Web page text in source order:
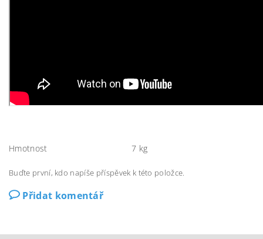
Hmotnost 7 kg
Buďte první, kdo napíše příspěvek k této položce.
Přidat komentář